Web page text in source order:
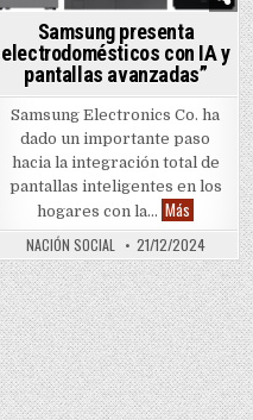
primer monitor plegable para juegos
Samsung presenta
electrodomésticos con IA y
pantallas avanzadas”
Samsung Electronics Co. ha
dado un importante paso
hacia la integración total de
pantallas inteligentes en los
hogares con la… Más
NACIÓN SOCIAL
21/12/2024